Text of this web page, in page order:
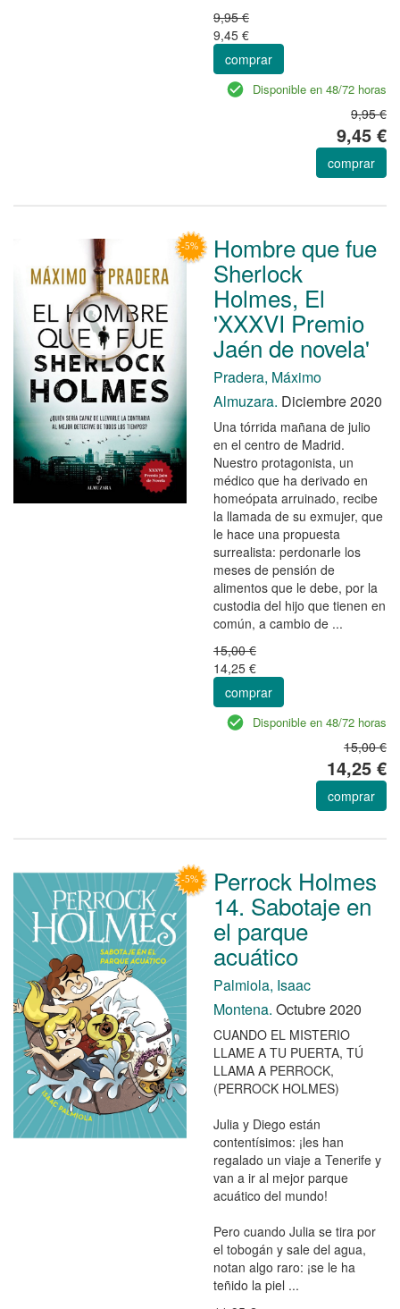
9,95 €
9,45 €
comprar
Disponible en 48/72 horas
9,95 €
9,45 €
comprar
Hombre que fue
Sherlock
Holmes, El
'XXXVI Premio
Jaén de novela'
Pradera, Máximo
Almuzara. Diciembre 2020
Una tórrida mañana de julio
en el centro de Madrid.
Nuestro protagonista, un
médico que ha derivado en
homeópata arruinado, recibe
la llamada de su exmujer, que
le hace una propuesta
surrealista: perdonarle los
meses de pensión de
alimentos que le debe, por la
custodia del hijo que tienen en
común, a cambio de ...
15,00 €
14,25 €
comprar
Disponible en 48/72 horas
15,00 €
14,25 €
comprar
Perrock Holmes
14. Sabotaje en
el parque
acuático
Palmiola, Isaac
Montena. Octubre 2020
CUANDO EL MISTERIO
LLAME A TU PUERTA, TÚ
LLAMA A PERROCK,
(PERROCK HOLMES)
Julia y Diego están
contentísimos: ¡les han
regalado un viaje a Tenerife y
van a ir al mejor parque
acuático del mundo!
Pero cuando Julia se tira por
el tobogán y sale del agua,
notan algo raro: ¡se le ha
teñido la piel ...